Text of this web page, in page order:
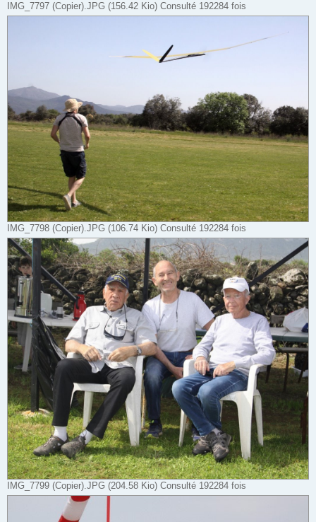
IMG_7797 (Copier).JPG (156.42 Kio) Consulté 192284 fois
IMG_7798 (Copier).JPG (106.74 Kio) Consulté 192284 fois
IMG_7799 (Copier).JPG (204.58 Kio) Consulté 192284 fois